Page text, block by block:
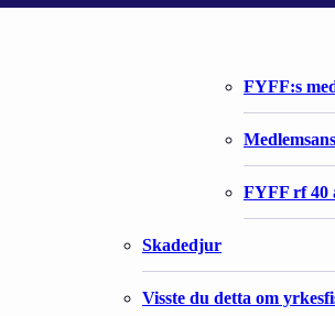
Riktlinjer för god praxis
Stöd till fiskerinäringen
Anvisningar
Fiskar och
Skadedjur
Visste du detta om
FYFF:s
FYFF rf 40
–